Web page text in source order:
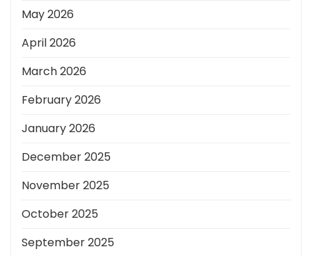
May 2026
April 2026
March 2026
February 2026
January 2026
December 2025
November 2025
October 2025
September 2025